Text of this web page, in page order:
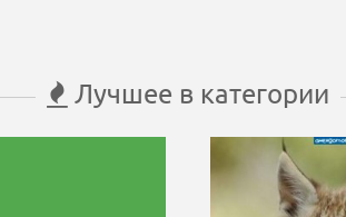
Лучшее в категории